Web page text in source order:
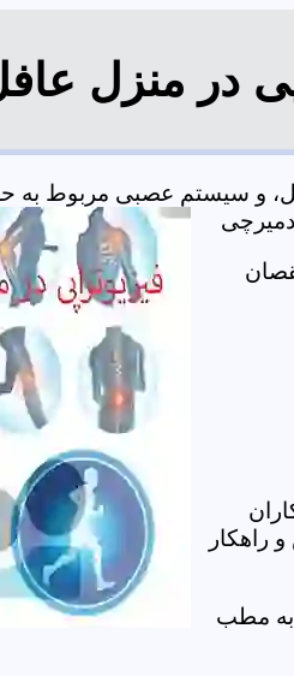
در منزل
و سیستم عصبی مربوط به
راهکار
به مطب